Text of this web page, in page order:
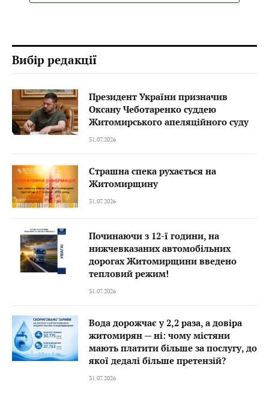
Вибір редакції
Президент України призначив
Оксану Чеботаренко суддею
Житомирського апеляційного суду
31.07.2026
Страшна спека рухається на
Житомирщину
31.07.2026
Починаючи з 12-ї години, на
нижчевказаних автомобільних
дорогах Житомирщини введено
тепловий режим!
31.07.2026
Вода дорожчає у 2,2 раза, а довіра
житомирян — ні: чому містяни
мають платити більше за послугу, до
якої дедалі більше претензій?
31.07.2026